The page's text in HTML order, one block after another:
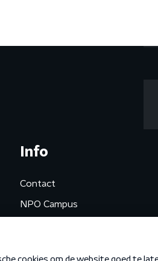
Info
Contact
NPO Campus